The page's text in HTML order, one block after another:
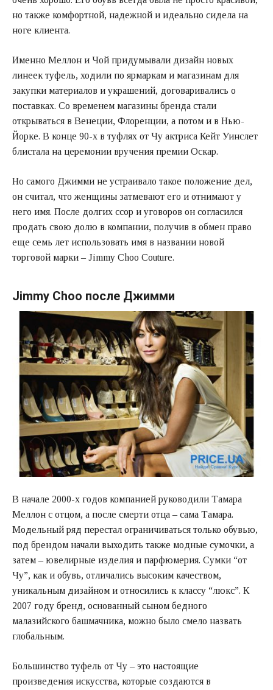
но также комфортной, надежной и идеально сидела на
ноге клиента.
Именно Меллон и Чой придумывали дизайн новых
линеек туфель, ходили по ярмаркам и магазинам для
закупки материалов и украшений, договаривались о
поставках. Со временем магазины бренда стали
открываться в Венеции, Флоренции, а потом и в Нью-
Йорке. В конце 90-х в туфлях от Чу актриса Кейт Уинслет
блистала на церемонии вручения премии Оскар.
Но самого Джимми не устраивало такое положение дел,
он считал, что женщины затмевают его и отнимают у
него имя. После долгих ссор и уговоров он согласился
продать свою долю в компании, получив в обмен право
еще семь лет использовать имя в названии новой
торговой марки – Jimmy Choo Couture.
Jimmy Choo после Джимми
В начале 2000-х годов компанией руководили Тамара
Меллон с отцом, а после смерти отца – сама Тамара.
Модельный ряд перестал ограничиваться только обувью,
под брендом начали выходить также модные сумочки, а
затем – ювелирные изделия и парфюмерия. Сумки “от
Чу”, как и обувь, отличались высоким качеством,
уникальным дизайном и относились к классу “люкс”. К
2007 году бренд, основанный сыном бедного
малазийского башмачника, можно было смело назвать
глобальным.
Большинство туфель от Чу – это настоящие
произведения искусства, которые создаются в